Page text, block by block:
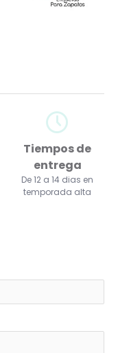
Tiempos de
entrega
De 12 a 14 dias en
temporada alta